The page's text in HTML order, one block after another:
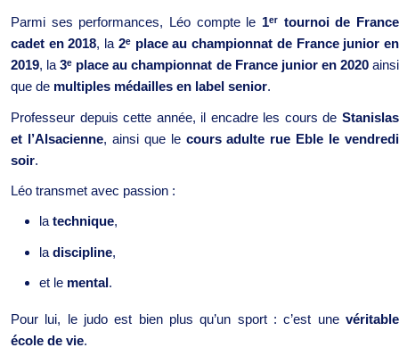
Parmi ses performances, Léo compte le 1ᵉʳ tournoi de France
cadet en 2018, la 2ᵉplace au championnat de France junior en
2019, la3ᵉ place au championnat de France junior en 2020ainsi
que de multiples médailles en label senior.
Professeur depuis cette année, il encadre les cours de Stanislas
et l’Alsacienne, ainsi que le cours adulte rue Eble le vendredi
soir.
Léo transmet avec passion :
la technique,
la discipline,
et le mental .
Pour lui, le judo est bien plus qu’un sport : c’est une véritable
école de vie.